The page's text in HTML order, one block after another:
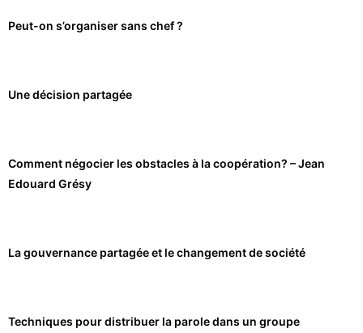
Peut-on s’organiser sans chef ?
Une décision partagée
Comment négocier les obstacles à la coopération? – Jean
Edouard Grésy
La gouvernance partagée et le changement de société
Techniques pour distribuer la parole dans un groupe